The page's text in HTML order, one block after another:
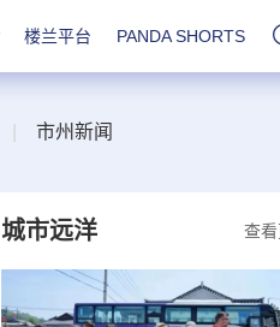
楼兰平台 PANDA SHORTS
市州新闻
查
城市远洋